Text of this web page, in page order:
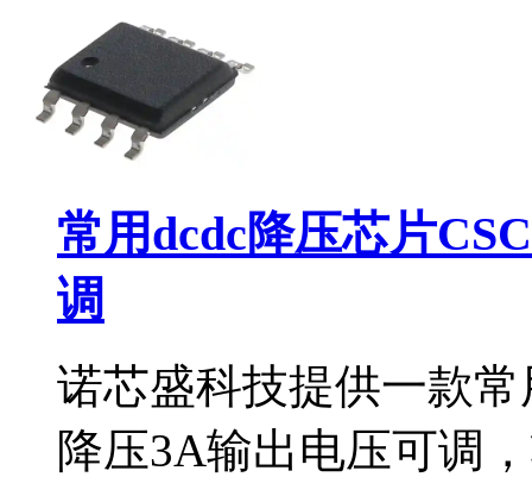
常用dcdc降压芯片
调
诺芯盛科技提供一款常
降压3A输出电压可调